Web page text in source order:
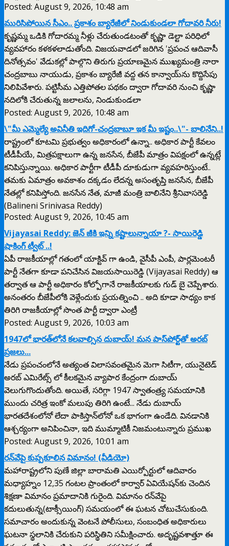
Posted: August 9, 2026, 10:48 am
మురిసిపోయిన సీఎం.. ప్రకాశం బ్యారేజీలో నిండుకుండలా గోదావరి నీరు!
కృష్ణమ్మ ఒడికి గోదారమ్మ నీళ్లు చేరుతుండటంతో కృష్ణా డెల్టా పరిధిలో
వ్యవహారం కళకళలాడుతోంది. విజయవాడలో జరిగిన 'ప్రపంచ ఆదివాసీ
దినోత్సవం' వేడుకల్లో పాల్గొని తిరుగు ప్రయాణమైన ముఖ్యమంత్రి నారా
చంద్రబాబు నాయుడు, ప్రకాశం బ్యారేజీ వద్ద తన కాన్వాయ్‌ను కొద్దిసేపు
నిలిపివేశారు. పట్టిసీమ ఎత్తిపోతల పథకం ద్వారా గోదావరి నుంచి కృష్ణా
నదిలోకి చేరుతున్న జలాలను, నిండుకుండలా
Posted: August 9, 2026, 10:48 am
\"మీ ఎమ్మెల్యే అవినీతి ఇదిగో-చంద్రబాబూ ఇక మీ ఇష్టం..\"- బాలినేని..!
రాష్ట్రంలో కూటమి ప్రభుత్వం అధికారంలో ఉన్నా.. అధికార పార్టీ కేవలం
టీడీపీయే, మిత్రపక్షాలుగా ఉన్న జనసేన, బీజేపీ మాత్రం విపక్షంలో ఉన్నట్లే
కనిపిస్తున్నాయి. అధికార పార్టీగా టీడీపీ దూకుడుగా వ్యవహరిస్తుంటే..
తమకు ఏమాత్రం అవకాశం దక్కడం లేదన్న అసంతృప్తి జనసేన, బీజేపీ
నేతల్లో కనిపిస్తోంది. జనసేన నేత, మాజీ మంత్రి బాలినేని శ్రీనివాసరెడ్డి
(Balineni Srinivasa Reddy)
Posted: August 9, 2026, 10:45 am
Vijayasai Reddy: జెన్ జీకి ఇన్ని కష్టాలున్నాయా ?- సాయిరెడ్డి
షాకింగ్ ట్వీట్ ..!
ఏపీ రాజకీయాల్లో గతంలో యాక్టివ్ గా ఉండి, వైసీపీ ఎంపీ, పార్లమెంటరీ
పార్టీ నేతగా కూడా పనిచేసిన విజయసాయిరెడ్డి (Vijayasai Reddy) ఆ
తర్వాత ఆ పార్టీ అధికారం కోల్పోగానే రాజకీయాలకు గుడ్ బై చెప్పేశారు.
అనంతరం బీజేపీలోకి వెళ్లేందుకు ప్రయత్నించి .. అది కూడా సాధ్యం కాక
తిరిగి రాజకీయాల్లో సొంత పార్టీ ద్వారా ఎంట్రీ
Posted: August 9, 2026, 10:03 am
1947లో భారత్‌లోనే కలవాల్సిన దుబాయ్! మన పాస్‌పోర్ట్‌తో అరబ్
ప్రజలు...
నేడు ప్రపంచంలోనే అత్యంత విలాసవంతమైన మెగా సిటీగా, యునైటెడ్
అరబ్ ఎమిరేట్స్ లో కీలకమైన వ్యాపార కేంద్రంగా దుబాయ్
వెలుగుగొందుతోంది. అయితే, సరిగ్గా 1947 స్వాతంత్ర్య సమయానికి
ముందు చరిత్ర ఇంకో మలుపు తిరిగి ఉంటే... నేడు దుబాయ్
భారతదేశంలోనో లేదా పాకిస్తాన్‌లోనో ఒక భాగంగా ఉండేది. వినడానికి
ఆశ్చర్యంగా అనిపించినా, ఇది ముమ్మాటికీ నిజమంటున్నారు ప్రముఖ
Posted: August 9, 2026, 10:01 am
రన్‌వేపై కుప్పకూలిన విమానం! (వీడియో)
మహారాష్ట్రలోని పుణే జిల్లా బారామతి ఎయిర్పోర్టులో ఆదివారం
మధ్యాహ్నం 12,35 గంటల ప్రాంతంలో కార్వార్ ఏవియేషన్‌కు చెందిన
శిక్షణా విమానం ప్రమాదానికి గురైంది. విమానం రన్‌వేపై
కదులుతున్న(టాక్సీయింగ్) సమయంలో ఈ ఘటన చోటుచేసుకుంది.
సమాచారం అందుకున్న వెంటనే పోలీసులు, సంబంధిత అధికారులు
ఘటనా స్థలానికి చేరుకుని పరిస్థితిని సమీక్షించారు. అదృష్టవశాత్తూ ఈ